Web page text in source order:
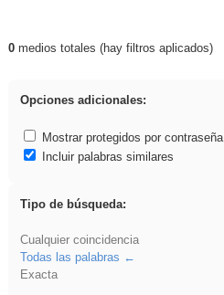
Resultados de: brillo
0medios totales (hay filtros aplicados)
Opciones adicionales:
Mostrar protegidos por contraseña
Incluir palabras similares
Tipo de búsqueda:
Cualquier coincidencia
Todas las palabras
Exacta